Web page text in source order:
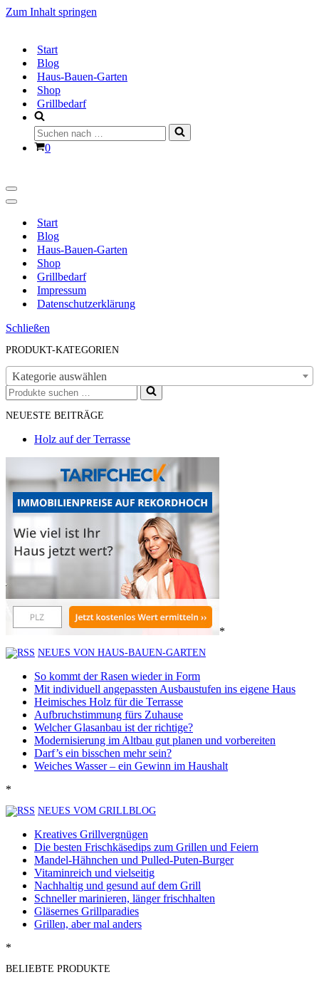
Zum Inhalt springen
Start
Blog
Haus-Bauen-Garten
Shop
Grillbedarf
Suchen
nach …
Warenkorb
0
Navigationsmenü
Navigationsmenü
Start
Blog
Haus-Bauen-Garten
Shop
Grillbedarf
Impressum
Datenschutzerklärung
Schließen
PRODUKT-KATEGORIEN
Kategorie auswählen
Suchen
nach …
NEUESTE BEITRÄGE
Holz auf der Terrasse
*
NEUES VON HAUS-BAUEN-GARTEN
So kommt der Rasen wieder in Form
Mit individuell angepassten Ausbaustufen ins eigene Haus
Heimisches Holz für die Terrasse
Aufbruchstimmung fürs Zuhause
Welcher Glasanbau ist der richtige?
Modernisierung im Altbau gut planen und vorbereiten
Darf’s ein bisschen mehr sein?
Weiches Wasser – ein Gewinn im Haushalt
*
NEUES VOM GRILLBLOG
Kreatives Grillvergnügen
Die besten Frischkäsedips zum Grillen und Feiern
Mandel-Hähnchen und Pulled-Puten-Burger
Vitaminreich und vielseitig
Nachhaltig und gesund auf dem Grill
Schneller marinieren, länger frischhalten
Gläsernes Grillparadies
Grillen, aber mal anders
*
BELIEBTE PRODUKTE